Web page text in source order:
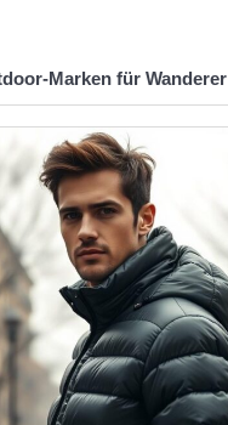
Marken für Wanderer